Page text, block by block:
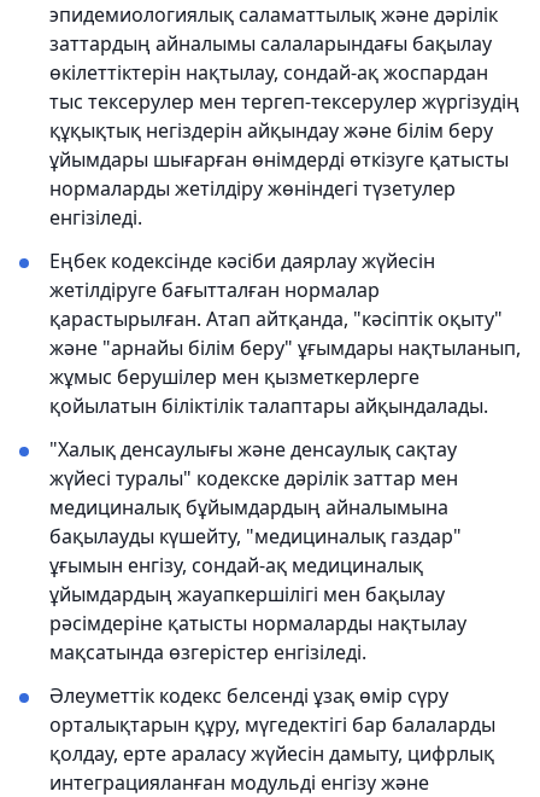
эпидемиологиялық саламаттылық және дәрілік
заттардың айналымы салаларындағы бақылау
өкілеттіктерін нақтылау, сондай-ақ жоспардан
тыс тексерулер мен тергеп-тексерулер жүргізудің
құқықтық негіздерін айқындау және білім беру
ұйымдары шығарған өнімдерді өткізуге қатысты
нормаларды жетілдіру жөніндегі түзетулер
енгізіледі.
Еңбек кодексінде кәсіби даярлау жүйесін
жетілдіруге бағытталған нормалар
қарастырылған. Атап айтқанда, "кәсіптік оқыту"
және "арнайы білім беру" ұғымдары нақтыланып,
жұмыс берушілер мен қызметкерлерге
қойылатын біліктілік талаптары айқындалады.
"Халық денсаулығы және денсаулық сақтау
жүйесі туралы" кодекске дәрілік заттар мен
медициналық бұйымдардың айналымына
бақылауды күшейту, "медициналық газдар"
ұғымын енгізу, сондай-ақ медициналық
ұйымдардың жауапкершілігі мен бақылау
рәсімдеріне қатысты нормаларды нақтылау
мақсатында өзгерістер енгізіледі.
Әлеуметтік кодекс белсенді ұзақ өмір сүру
орталықтарын құру, мүгедектігі бар балаларды
қолдау, ерте араласу жүйесін дамыту, цифрлық
интеграцияланған модульді енгізу және